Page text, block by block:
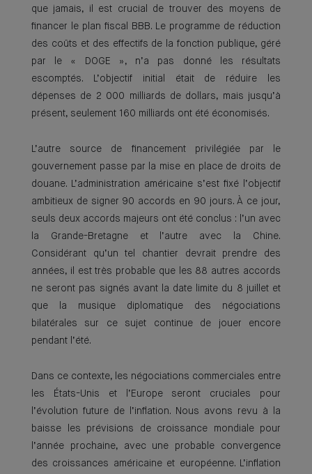
que jamais, il est crucial de trouver des moyens de
financer le plan fiscal BBB. Le programme de réduction
des coûts et des effectifs de la fonction publique, géré
par le « DOGE », n’a pas donné les résultats
escomptés. L’objectif initial était de réduire les
dépenses de 2 000 milliards de dollars, mais jusqu’à
présent, seulement 160 milliards ont été économisés.
L’autre source de financement privilégiée par le
gouvernement passe par la mise en place de droits de
douane. L’administration américaine s’est fixé l’objectif
ambitieux de signer 90 accords en 90 jours. À ce jour,
seuls deux accords majeurs ont été conclus : l’un avec
la Grande-Bretagne et l’autre avec la Chine.
Considérant qu’un tel chantier devrait prendre des
années, il est très probable que les 88 autres accords
ne seront pas signés avant la date limite du 8 juillet et
que la musique diplomatique des négociations
bilatérales sur ce sujet continue de jouer encore
pendant l’été.
Dans ce contexte, les négociations commerciales entre
les États-Unis et l’Europe seront cruciales pour
l’évolution future de l’inflation. Nous avons revu à la
baisse les prévisions de croissance mondiale pour
l’année prochaine, avec une probable convergence
des croissances américaine et européenne. L’inflation